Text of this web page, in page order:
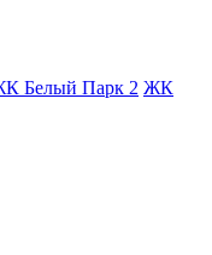
Белый Парк 2 ЖК